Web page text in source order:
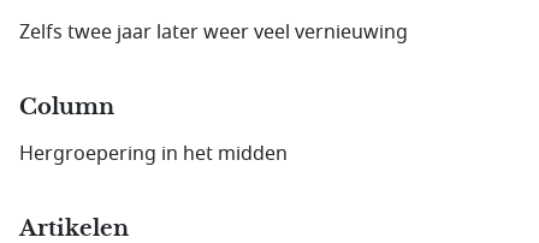
Zelfs twee jaar later weer veel vernieuwing
Column
Hergroepering in het midden
Artikelen